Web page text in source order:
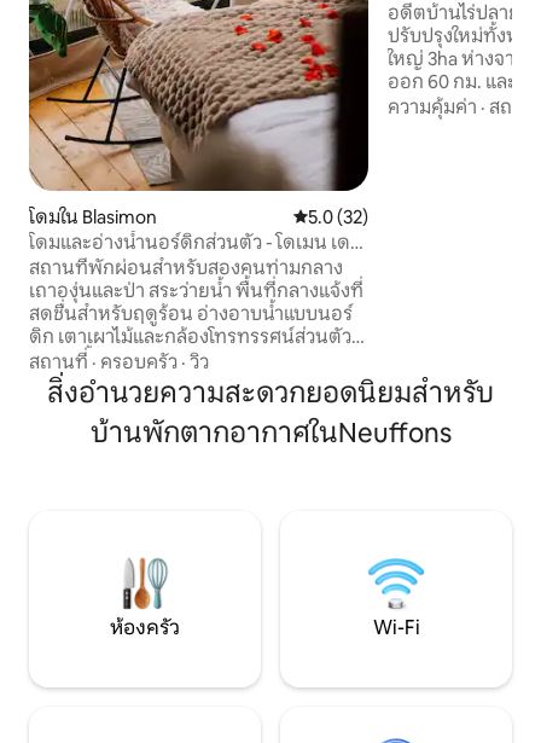
โดมใน Blasimon คะแนนเฉลี่ย 5.0 จาก 5, 32 รีวิว
5.0 (32)
โดมและอ่างน้ำนอร์ดิกส่วนตัว - โดเมน เดอ
เบดา
สถานที่พักผ่อนสำหรับสองคนท่ามกลาง
เถาองุ่นและป่า สระว่ายน้ำ พื้นที่กลางแจ้งที่
สดชื่นสำหรับฤดูร้อน อ่างอาบน้ำแบบนอร์
ดิก เตาเผาไม้และกล้องโทรทรรศน์ส่วนตัว
ตลอดทั้งปีสำหรับ ฤดูหนาว — สามารถ
เพลิดเพลินกับโดมได้ในทุกฤดู เตียงผ้าฝ้าย
โปร่ง Vosges Tradition, เสื้อคลุมอาบน้ำ
สถานที่ · ครอบครัว · วิว
อดีตบ้านไร่ปลายศ
ปรับปรุงใหม่ทั้งหม
ใหญ่ 3ha ห่างจาก
ออก 60 กม. และห่
กม. 4 ห้องนอน (ห้
เตียง 180, 2 ห้อง
ความคุ้มค่า · สถาน
สิ่งอำนวยความสะดวกยอดนิยมสำหรับ
บ้านพักตากอากาศในNeuffons
ห้องครัว Wi-Fi